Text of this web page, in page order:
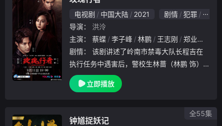
电视剧 中国大陆 2021 剧情 犯罪
国产
导演：
洪泠
主演：
蔡蝶 李子峰 林鹏 王志刚 郑业成
剧情：
执行任务中遇害后，警校生林蔷（林鹏 饰）
误打误撞被毒贩当做交易人员，警队顺势安排
林蔷隐藏身份开始执行卧底任务搜集毒贩罪证
立即播放
钟馗捉妖记
全55集